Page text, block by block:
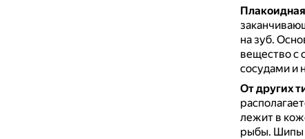
на зуб.
вещество с
сосудами и
От других
лежит в
рыбы. Шипы